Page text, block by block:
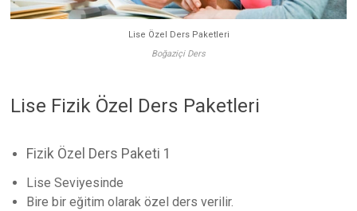
Lise Özel Ders Paketleri
Boğaziçi Ders
Lise Fizik Özel Ders Paketleri
Fizik Özel Ders Paketi 1
Lise Seviyesinde
Bire bir eğitim olarak özel ders verilir.